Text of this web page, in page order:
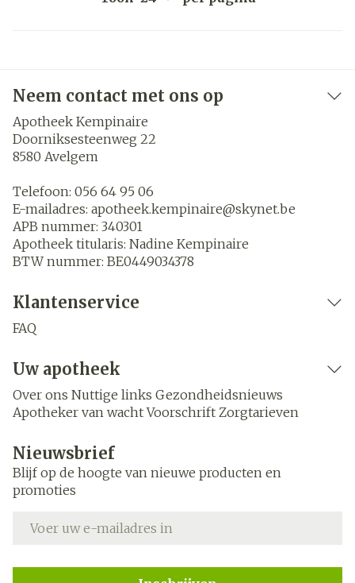
Neem contact met ons op
Apotheek Kempinaire
Doorniksesteenweg 22
8580 Avelgem
Telefoon: 056 64 95 06
E-mailadres: apotheek.kempinaire@skynet.be
APB nummer: 340301
Apotheek titularis: Nadine Kempinaire
BTW nummer: BE0449034378
Klantenservice
FAQ
Uw apotheek
Over ons Nuttige links Gezondheidsnieuws
Apotheker van wacht Voorschrift Zorgtarieven
Nieuwsbrief
Blijf op de hoogte van nieuwe producten en
promoties